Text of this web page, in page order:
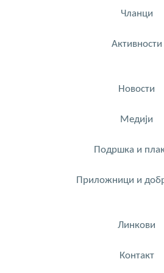
Чланци
Активности
Новости
Медији
Подршка и
Приложници и
Линкови
Контакт